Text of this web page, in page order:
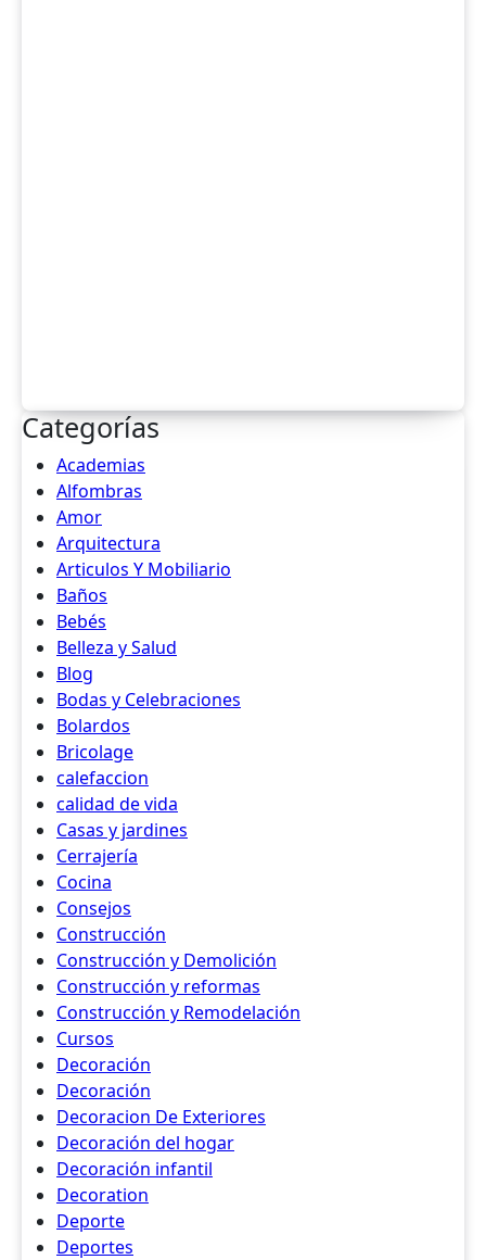
Categorías
Academias
Alfombras
Amor
Arquitectura
Articulos Y Mobiliario
Baños
Bebés
Belleza y Salud
Blog
Bodas y Celebraciones
Bolardos
Bricolage
calefaccion
calidad de vida
Casas y jardines
Cerrajería
Cocina
Consejos
Construcción
Construcción y Demolición
Construcción y reformas
Construcción y Remodelación
Cursos
Decoración
Decoración
Decoracion De Exteriores
Decoración del hogar
Decoración infantil
Decoration
Deporte
Deportes